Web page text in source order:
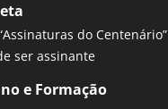
do Centenário”
ser assinante
e Formação